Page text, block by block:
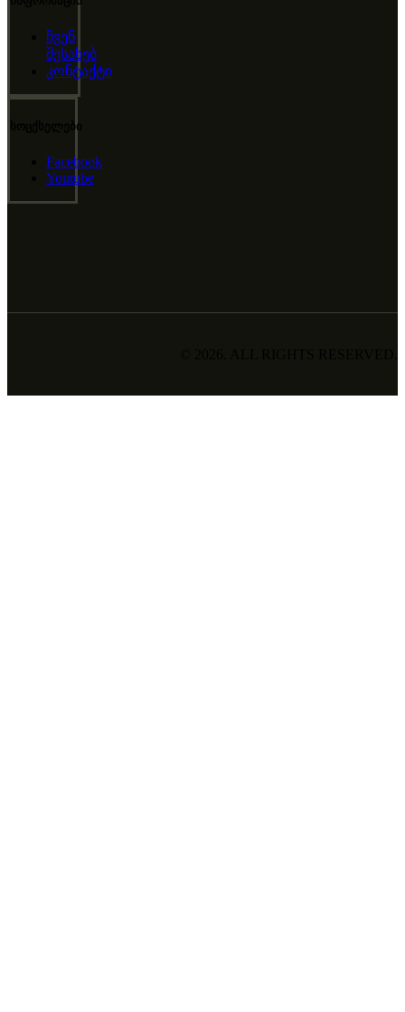
ჩვენ
შესახებ
კონტაქტი
სოცქსელები
Facebook
Youtube